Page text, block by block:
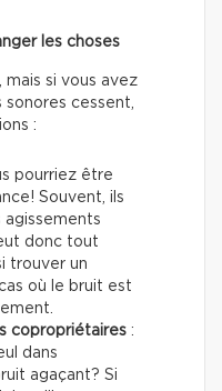
les choses
mais si vous avez
sonores cessent,
:
pourriez être
Souvent, ils
agissements
donc tout
trouver un
où le bruit est
copropriétaires :
dans
agaçant? Si